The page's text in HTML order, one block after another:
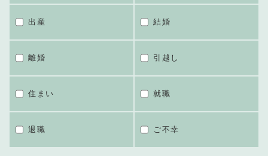
出産 結婚
離婚 引越し
住まい 就職
退職 ご不幸